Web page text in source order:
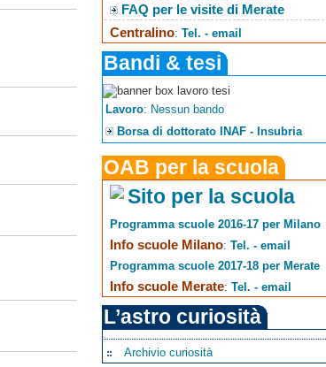
FAQ per le visite di Merate
Centralino:Tel. - email
Bandi & tesi
Lavoro: Nessun bando
Borsa di dottorato INAF - Insubria
OAB per la scuola
Sito per la scuola
Programma scuole 2016-17 per Milano
Info scuole Milano:Tel. - email
Programma scuole 2017-18 per Merate
Info scuole Merate:Tel. - email
L’astro curiosità
Archivio curiosità